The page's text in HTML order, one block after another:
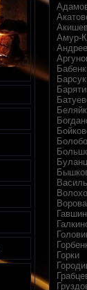
Амур-
Горки